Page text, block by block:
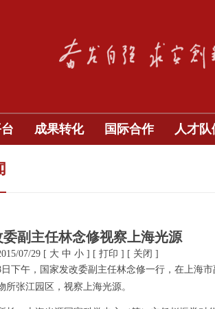
成果转化 国际合作 人才队
委副主任林念修视察上海光源
07/29 [ 大 中 小 ] [ 打印 ] [ 关闭 ]
日下午，国家发改委副主任林念修一行，在上海
所张江园区，视察上海光源。